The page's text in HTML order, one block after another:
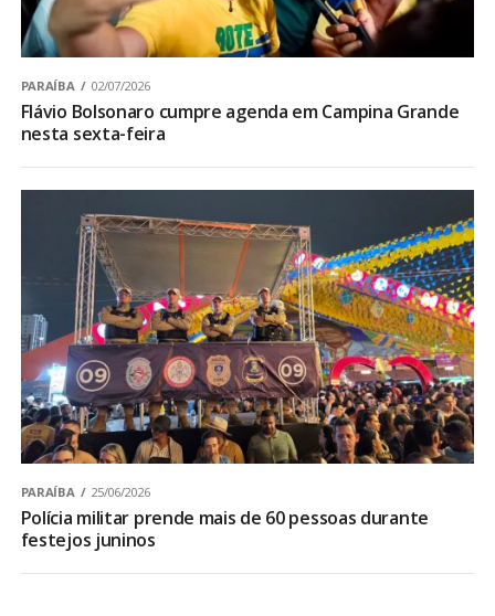
PARAÍBA 02/07/2026
Flávio Bolsonaro cumpre agenda em Campina Grande
nesta sexta-feira
PARAÍBA 25/06/2026
Polícia militar prende mais de 60 pessoas durante
festejos juninos